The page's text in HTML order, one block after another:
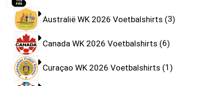
Australië WK 2026 Voetbalshirts 3
Canada WK 2026 Voetbalshirts 6
Curaçao WK 2026 Voetbalshirts 1